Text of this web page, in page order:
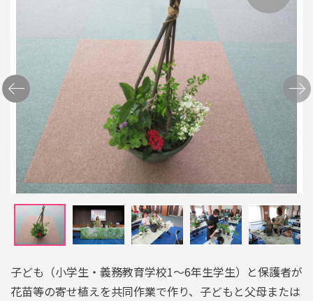
Previ
ous
Next
子ども（小学生・義務教育学校1～6年生学生）と保護者が
花苗等の寄せ植えを共同作業で作り、子どもと父母または